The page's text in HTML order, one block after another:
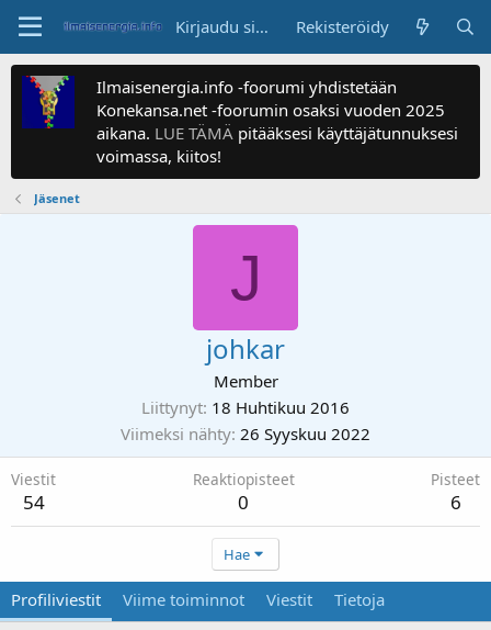
Kirjaudu sisään Rekisteröidy
Ilmaisenergia.info -foorumi yhdistetään
Konekansa.net -foorumin osaksi vuoden 2025
aikana. LUE TÄMÄ pitääksesi käyttäjätunnuksesi
voimassa, kiitos!
Jäsenet
J
johkar
Member
Liittynyt 18 Huhtikuu 2016
Viimeksi nähty 26 Syyskuu 2022
Viestit
54
Reaktiopisteet
0
Pisteet
6
Hae
Profiliviestit Viime toiminnot Viestit Tietoja